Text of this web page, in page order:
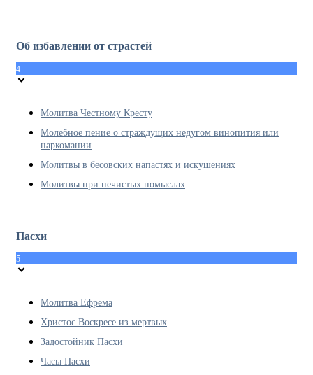
Об избавлении от страстей
4
Молитва Честному Кресту
Молебное пение о страждущих недугом винопития или
наркомании
Молитвы в бесовских напастях и искушениях
Молитвы при нечистых помыслах
Пасхи
5
Молитва Ефрема
Христос Воскресе из мертвых
Задостойник Пасхи
Часы Пасхи